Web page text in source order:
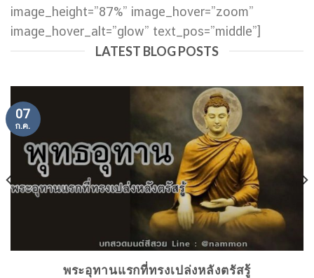
image_height=”87%” image_hover=”zoom”
image_hover_alt=”glow” text_pos=”middle”]
LATEST BLOG POSTS
พระอุทานแรกที่ทรงเปล่งหลังตรัสรู้
07
ก.ค.